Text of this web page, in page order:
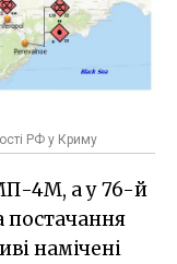
РФ у Криму
4М, а у 76-й
постачання
намічені